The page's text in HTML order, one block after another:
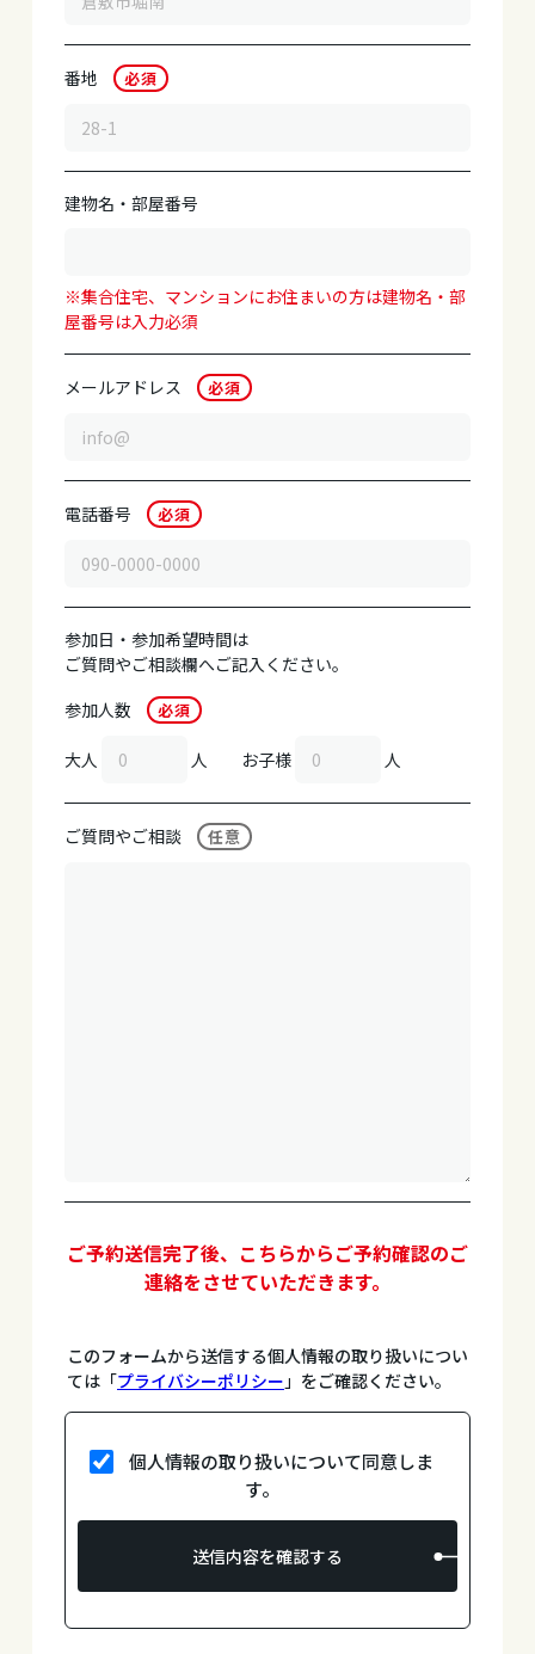
番地 必須
建物名 ・ 部屋番号
※集合住宅、マンションにお住まいの方は建物名・部
屋番号は入力必須
メールアドレス 必須
電話番号 必須
参加日・参加希望時間は
ご質問やご相談欄へご記入ください。
参加人数
必須
大人 人 お子様 人
ご質問やご相談 任意
ご予約送信完了後、こちらからご予約確認のご
連絡をさせていただきます。
このフォームから送信する個人情報の取り扱いについ
ては「プライバシーポリシー 」をご確認ください。
個人情報の取り扱いについて同意しま
す。
送信内容を確認する